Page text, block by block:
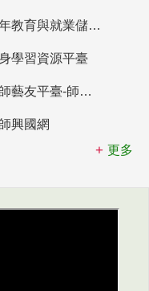
青年教育與就業儲蓄帳戶
學習資源平臺
良師藝友平臺-師資培育整合平臺
興國網
更多